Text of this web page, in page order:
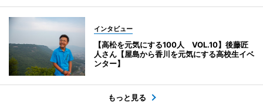
インタビュー
【高松を元気にする100人 VOL.10】後藤匠
人さん【屋島から香川を元気にする高校生イベ
ンター】
もっと見る